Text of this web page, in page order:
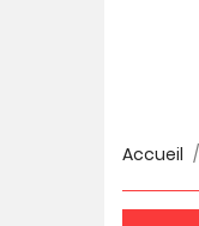
Accueil